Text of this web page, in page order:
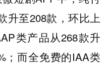
升至208款，环比上
类产品从268款升
；而全免费的IAA类